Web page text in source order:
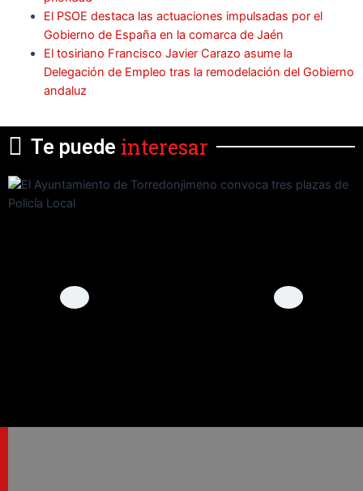
El PSOE destaca las actuaciones impulsadas por el
Gobierno de España en la comarca de Jaén
El tosiriano Francisco Javier Carazo asume la
Delegación de Empleo tras la remodelación del Gobierno
andaluz
Te puede interesar